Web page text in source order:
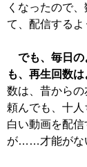
くなったので
て、配信するよ
でも、毎日
も、再生回数
数は、昔から
頼んでも、十
白い動画を配
が……才能がな